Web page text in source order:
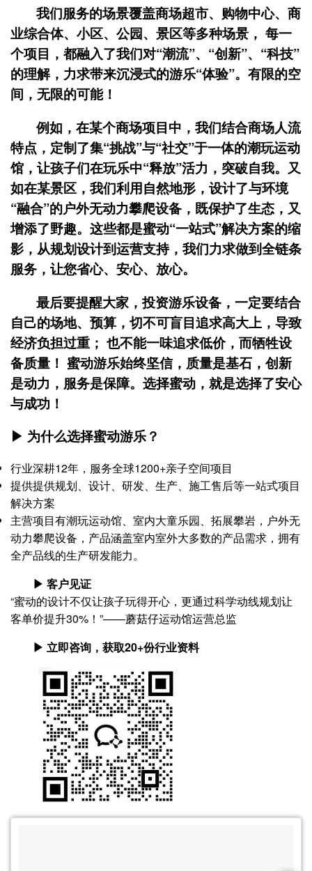
我们服务的场景覆盖商场超市、购物中心、商
业综合体、小区、公园、景区等多种场景， 每一
个项目，都融入了我们对“潮流”、“创新”、“科技”
的理解，力求带来沉浸式的游乐“体验”。有限的空
间，无限的可能！
例如，在某个商场项目中，我们结合商场人流
特点，定制了集“挑战”与“社交”于一体的潮玩运动
馆，让孩子们在玩乐中“释放”活力，突破自我。又
如在某景区，我们利用自然地形，设计了与环境
“融合”的户外无动力攀爬设备，既保护了生态，又
增添了野趣。这些都是蜜动“一站式”解决方案的缩
影，从规划设计到运营支持，我们力求做到全链条
服务，让您省心、安心、放心。
最后要提醒大家，投资游乐设备，一定要结合
自己的场地、预算，切不可盲目追求高大上，导致
经济负担过重； 也不能一味追求低价，而牺牲设
备质量！ 蜜动游乐始终坚信，质量是基石，创新
是动力，服务是保障。选择蜜动，就是选择了安心
与成功！
▶ 为什么选择蜜动游乐？
行业深耕12年，服务全球1200+亲子空间项目
提供提供规划、设计、研发、生产、施工售后等一站式项目
解决方案
主营项目有潮玩运动馆、室内大童乐园、拓展攀岩，户外无
动力攀爬设备，产品涵盖室内室外大多数的产品需求，拥有
全产品线的生产研发能力。
▶ 客户见证
“蜜动的设计不仅让孩子玩得开心，更通过科学动线规划让
客单价提升30%！”——蘑菇仔运动馆运营总监
▶ 立即咨询，获取20+份行业资料